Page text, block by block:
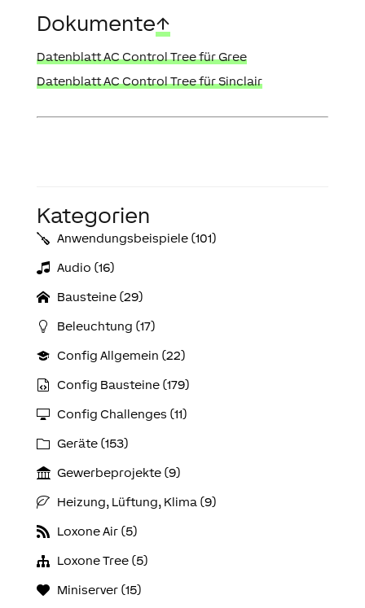
Dokumente↑
Datenblatt AC Control Tree für Gree
Datenblatt AC Control Tree für Sinclair
Kategorien
Anwendungs­­­beispiele (101)
Audio (16)
Bausteine (29)
Beleuchtung (17)
Config Allgemein (22)
Config Bausteine (179)
Config Challenges (11)
Geräte (153)
Gewerbeprojekte (9)
Heizung, Lüftung, Klima (9)
Loxone Air (5)
Loxone Tree (5)
Miniserver (15)